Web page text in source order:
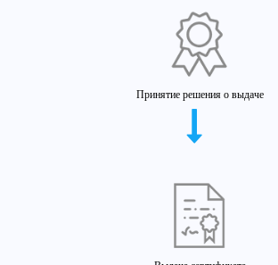
Принятие решения о выдаче